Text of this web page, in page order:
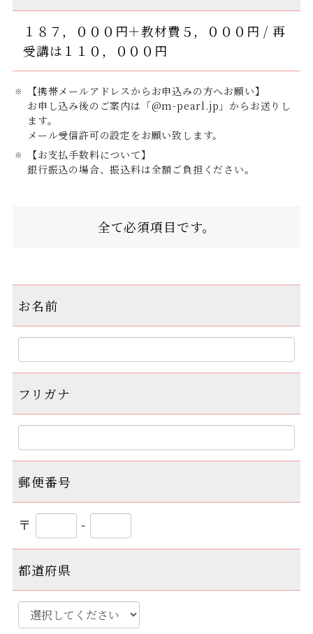
１８７，０００円＋教材費５，０００円 / 再
受講は１１０，０００円
【携帯メールアドレスからお申込みの方へお願い】
お申し込み後のご案内は「@m-pearl.jp」からお送りし
ます。
メール受信許可の設定をお願い致します。
【お支払手数料について】
銀行振込の場合、振込料は全額ご負担ください。
全て必須項目です。
お名前
フリガナ
郵便番号
〒 -
都道府県